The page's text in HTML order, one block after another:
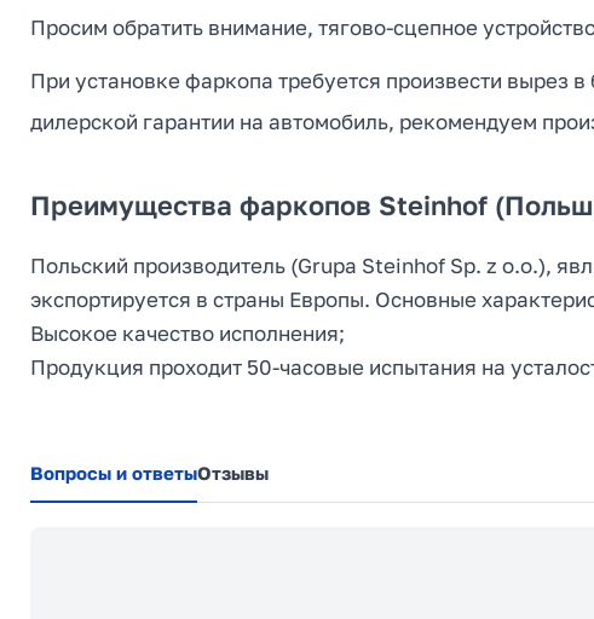
Просим обратить внимание, тягово-сцепное
При установке фаркопа требуется произвести вырез
дилерской гарантии на автомобиль, рекомендуем
Преимущества фаркопов Steinhof
Польский производитель (Grupa Steinhof Sp. z o.o.),
экспортируется в страны Европы. Основные
Высокое качество исполнения;
Продукция проходит 50-часовые испытания на
Вопросы и ответыОтзывы